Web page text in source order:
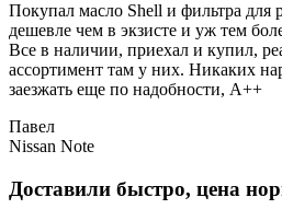
Покупал масло Shell и фильтра для
дешевле чем в экзисте и уж тем
Все в наличии, приехал и купил,
ассортимент там у них. Никаких
заезжать еще по надобности, A++
Павел
Nissan Note
Доставили быстро, цена